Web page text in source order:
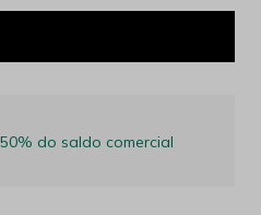
do saldo comercial